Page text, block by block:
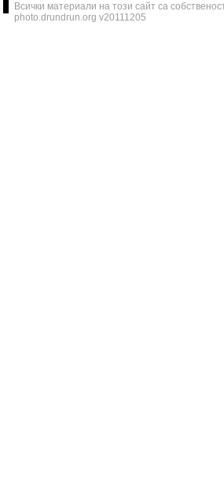
Всички материали на този сайт са
photo.drundrun.org v20111205